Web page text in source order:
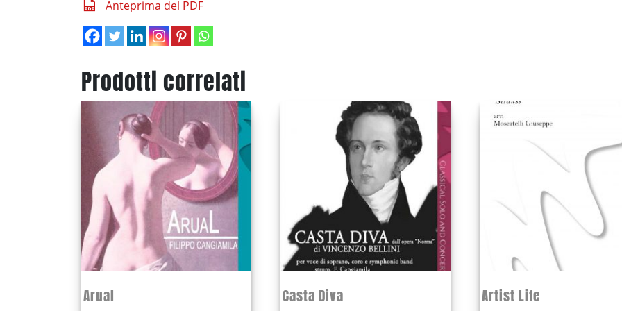
Anteprima del PDF
Prodotti correlati
Arual Casta Diva Artist Life